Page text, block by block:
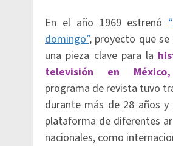
En el año 1969 estrenó
domingo”, proyecto que
una pieza clave para la
televisión en México,
programa de revista tuvo
durante más de 28 años
plataforma de diferentes
nacionales, como